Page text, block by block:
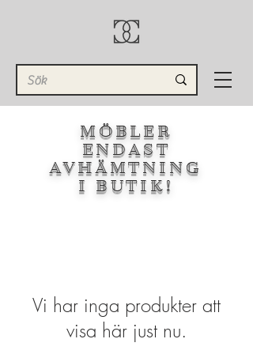
MÖBLER
ENDAST
AVHÄMTNING
I BUTIK!
Vi har inga produkter att
visa här just nu.